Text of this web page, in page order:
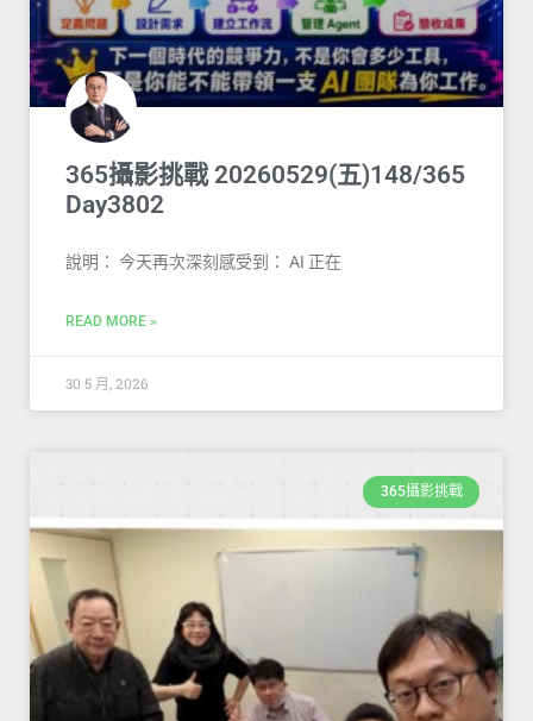
365攝影挑戰 20260529(五)148/365
Day3802
說明： 今天再次深刻感受到： AI 正在
READ MORE »
30 5 月, 2026
365攝影挑戰